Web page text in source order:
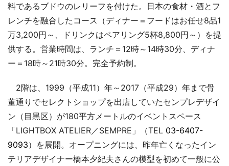
料であるブドウのレリーフを付けた。日本の食材・酒とフ
レンチを融合したコース（ディナー＝フードはお任せ8品1
万3,200円～、ドリンクはペアリング5杯8,800円～）を提
供する。営業時間は、ランチ＝12時～14時30分、ディナ
ー＝18時～21時30分。完全予約制。
2階は、1999（平成11）年～2017（平成29）年まで骨
董通りでセレクトショップを出店していたセンプレデザイ
ン（目黒区）が180平方メートルのイベントスペース
「LIGHTBOX ATELIER／SEMPRE」（TEL 03-6407-
9093）を展開。オープニングには、昨年亡くなったイン
テリアデザイナー橋本夕紀夫さんの模型を初めて一般に公